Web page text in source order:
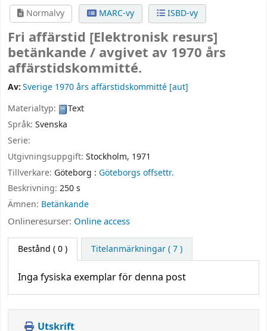
Normalvy
MARC-vy ISBD-vy
Fri affärstid [Elektronisk resurs]
betänkande / avgivet av 1970 års
affärstidskommitté.
Av:Sverige 1970 års affärstidskommitté [aut]
Materialtyp:
Text
Språk: Svenska
Serie:
Utgivningsuppgift: Stockholm, 1971
Tillverkare: Göteborg : Göteborgs offsettr.
Beskrivning: 250 s
Ämnen: Betänkande
Onlineresurser: Online access
Bestånd ( 0 ) Titelanmärkningar ( 7 )
Inga fysiska exemplar för denna post
Utskrift